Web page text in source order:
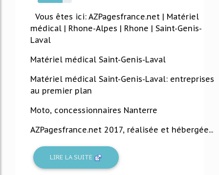
73%
Vous êtes ici: AZPagesfrance.net | Matériel
médical | Rhone-Alpes | Rhone | Saint-Genis-
Laval
Matériel médical Saint-Genis-Laval
Matériel médical Saint-Genis-Laval: entreprises
au premier plan
Moto, concessionnaires Nanterre
AZPagesfrance.net 2017, réalisée et hébergée...
LIRE LA SUITE